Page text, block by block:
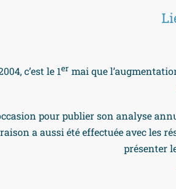
c’est le 1ermai que
pour publier son analyse
a aussi été effectuée avec les
présenter